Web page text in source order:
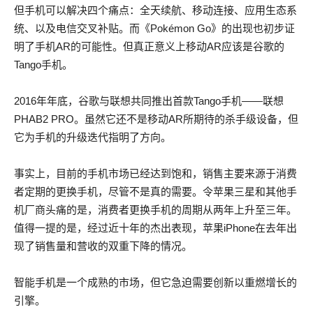
但手机可以解决四个痛点：全天续航、移动连接、应用生态系
统、以及电信交叉补贴。而《Pokémon Go》的出现也初步证
明了手机AR的可能性。但真正意义上移动AR应该是谷歌的
Tango手机。
2016年年底，谷歌与联想共同推出首款Tango手机——联想
PHAB2 PRO。虽然它还不是移动AR所期待的杀手级设备，但
它为手机的升级迭代指明了方向。
事实上，目前的手机市场已经达到饱和，销售主要来源于消费
者定期的更换手机，尽管不是真的需要。令苹果三星和其他手
机厂商头痛的是，消费者更换手机的周期从两年上升至三年。
值得一提的是，经过近十年的杰出表现，苹果iPhone在去年出
现了销售量和营收的双重下降的情况。
智能手机是一个成熟的市场，但它急迫需要创新以重燃增长的
引擎。